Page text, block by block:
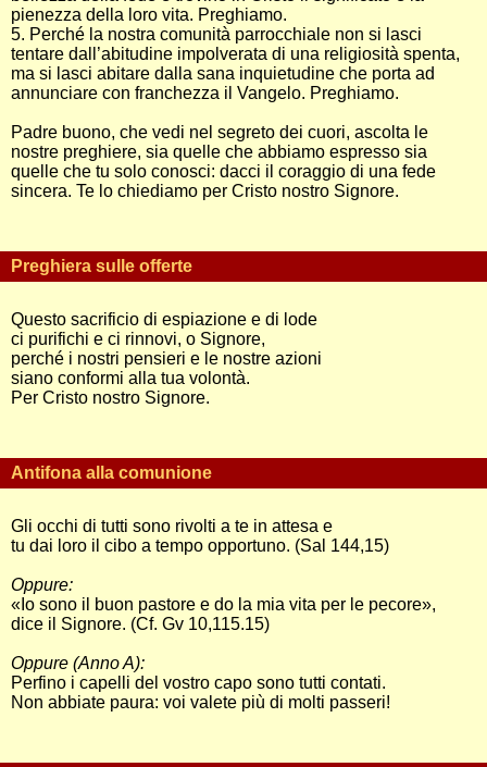
pienezza della loro vita. Preghiamo.
5. Perché la nostra comunità parrocchiale non si lasci
tentare dall’abitudine impolverata di una religiosità spenta,
ma si lasci abitare dalla sana inquietudine che porta ad
annunciare con franchezza il Vangelo. Preghiamo.
Padre buono, che vedi nel segreto dei cuori, ascolta le
nostre preghiere, sia quelle che abbiamo espresso sia
quelle che tu solo conosci: dacci il coraggio di una fede
sincera. Te lo chiediamo per Cristo nostro Signore.
Preghiera sulle offerte
Questo sacrificio di espiazione e di lode
ci purifichi e ci rinnovi, o Signore,
perché i nostri pensieri e le nostre azioni
siano conformi alla tua volontà.
Per Cristo nostro Signore.
Antifona alla comunione
Gli occhi di tutti sono rivolti a te in attesa e
tu dai loro il cibo a tempo opportuno. (Sal 144,15)
Oppure:
«Io sono il buon pastore e do la mia vita per le pecore»,
dice il Signore. (Cf. Gv 10,115.15)
Oppure (Anno A):
Perfino i capelli del vostro capo sono tutti contati.
Non abbiate paura: voi valete più di molti passeri!